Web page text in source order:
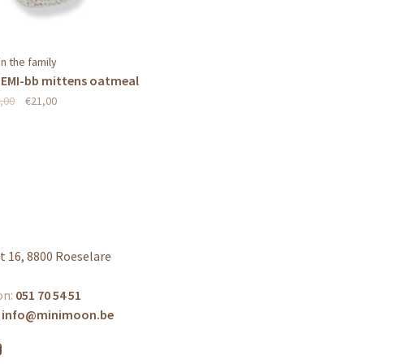
the family
bb mittens oatmeal
€21,00
16, 8800 Roeselare
051 70 54 51
info@minimoon.be